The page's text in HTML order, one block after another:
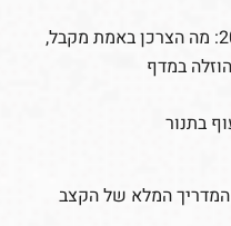
רפורמת הבשר 2026: מה הצרכן באמת מקבל,
במדף
בתנור
המדריך המלא של הקצב